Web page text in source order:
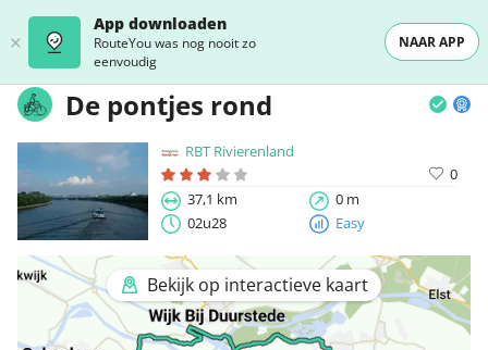
App downloaden
RouteYou was nog nooit zo
eenvoudig
NAAR APP
De pontjes rond
RBT Rivierenland
0
37,1 km
0 m
02u28
Easy
Bekijk op interactieve kaart